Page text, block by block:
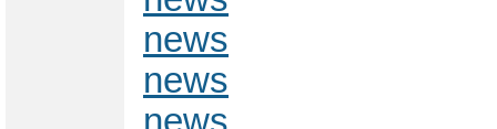
news
news
news